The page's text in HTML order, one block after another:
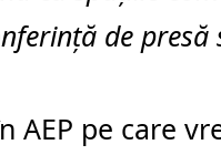
de presă
AEP pe care